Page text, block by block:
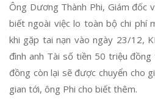
Ông Dương Thành Phi, Giám đốc
biết ngoài việc lo toàn bộ chi phí
khi gặp tai nạn vào ngày 23/12,
đình anh Tài số tiền 50 triệu
đồng còn lại sẽ được chuyển cho
gian tới, ông Phi cho biết thêm.